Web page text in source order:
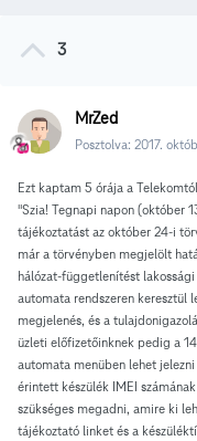
3
MrZed
Posztolva: 2017.
Ezt kaptam 5 órája a
"Szia! Tegnapi napon (október
tájékoztatást az október 24-i
már a törvényben megjelölt
hálózat-függetlenítést
automata rendszeren keresztül
megjelenés, és a
üzleti előfizetőinknek pedig a
automata menüben lehet
érintett készülék IMEI
szükséges megadni, amire ki
tájékoztató linket és a